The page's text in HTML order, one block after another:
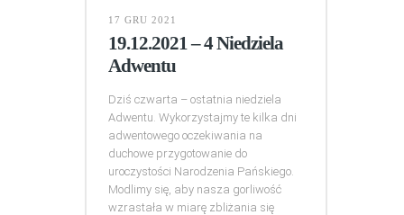
17 GRU 2021
19.12.2021 – 4 Niedziela
Adwentu
Dziś czwarta – ostatnia niedziela
Adwentu. Wykorzystajmy te kilka dni
adwentowego oczekiwania na
duchowe przygotowanie do
uroczystości Narodzenia Pańskiego.
Modlimy się, aby nasza gorliwość
wzrastała w miarę zbliżania się